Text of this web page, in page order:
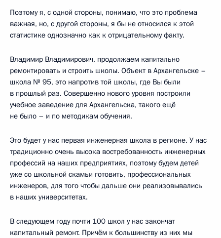
Поэтому я, с одной стороны, понимаю, что это проблема
важная, но, с другой стороны, я бы не относился к этой
статистике однозначно как к отрицательному факту.
Владимир Владимирович, продолжаем капитально
ремонтировать и строить школы. Объект в Архангельске –
школа № 95, это напротив той школы, где Вы были
в прошлый раз. Совершенно нового уровня построили
учебное заведение для Архангельска, такого ещё
не было – и по методикам обучения.
Это будет у нас первая инженерная школа в регионе. У нас
традиционно очень высока востребованность инженерных
профессий на наших предприятиях, поэтому будем детей
уже со школьной скамьи готовить, профессиональных
инженеров, для того чтобы дальше они реализовывались
в наших университетах.
В следующем году почти 100 школ у нас закончат
капитальный ремонт. Причём к большинству из них мы